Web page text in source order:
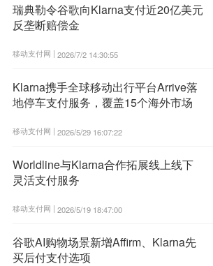
瑞典勒令谷歌向Klarna支付近20亿美元
反垄断赔偿金
移动支付网 | 2026/7/2 14:30:55
Klarna携手全球移动出行平台Arrive落
地停车支付服务，覆盖15个海外市场
移动支付网 | 2026/5/29 16:07:22
Worldline与Klarna合作拓展线上线下
灵活支付服务
移动支付网 | 2026/5/19 18:47:00
谷歌AI购物场景新增Affirm、Klarna先
买后付支付选项